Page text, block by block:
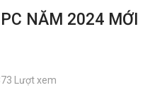
NĂM 2024 MỚI
Lượt xem